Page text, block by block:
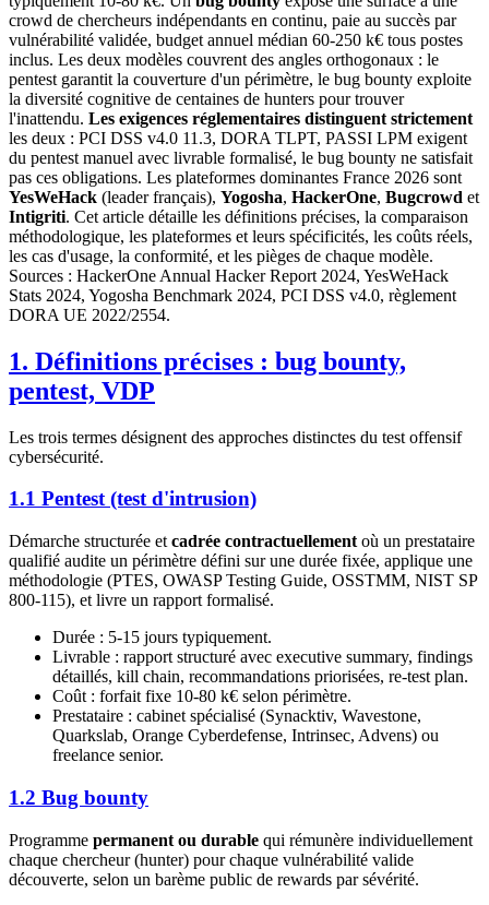
crowd de chercheurs indépendants en continu, paie au succès par
vulnérabilité validée, budget annuel médian 60-250 k€ tous postes
inclus. Les deux modèles couvrent des angles orthogonaux : le
pentest garantit la couverture d'un périmètre, le bug bounty exploite
la diversité cognitive de centaines de hunters pour trouver
l'inattendu. Les exigences réglementaires distinguent strictement
les deux : PCI DSS v4.0 11.3, DORA TLPT, PASSI LPM exigent
du pentest manuel avec livrable formalisé, le bug bounty ne satisfait
pas ces obligations. Les plateformes dominantes France 2026 sont
YesWeHack (leader français), Yogosha, HackerOne, Bugcrowd et
Intigriti. Cet article détaille les définitions précises, la comparaison
méthodologique, les plateformes et leurs spécificités, les coûts réels,
les cas d'usage, la conformité, et les pièges de chaque modèle.
Sources : HackerOne Annual Hacker Report 2024, YesWeHack
Stats 2024, Yogosha Benchmark 2024, PCI DSS v4.0, règlement
DORA UE 2022/2554.
1. Définitions précises : bug bounty,
pentest, VDP
Les trois termes désignent des approches distinctes du test offensif
cybersécurité.
1.1 Pentest (test d'intrusion)
Démarche structurée et cadrée contractuellement où un prestataire
qualifié audite un périmètre défini sur une durée fixée, applique une
méthodologie (PTES, OWASP Testing Guide, OSSTMM, NIST SP
800-115), et livre un rapport formalisé.
Durée : 5-15 jours typiquement.
Livrable : rapport structuré avec executive summary, findings
détaillés, kill chain, recommandations priorisées, re-test plan.
Coût : forfait fixe 10-80 k€ selon périmètre.
Prestataire : cabinet spécialisé (Synacktiv, Wavestone,
Quarkslab, Orange Cyberdefense, Intrinsec, Advens) ou
freelance senior.
1.2 Bug bounty
Programme permanent ou durable qui rémunère individuellement
chaque chercheur (hunter) pour chaque vulnérabilité valide
découverte, selon un barème public de rewards par sévérité.